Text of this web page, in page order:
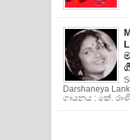
Darshaneya
ගායනය : කේ.